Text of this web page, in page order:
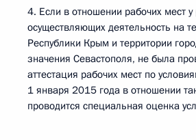
4. Если в отношении рабочих мест у
осуществляющих деятельность на
Республики Крым и территории
значения Севастополя, не была
аттестация рабочих мест по
1 января 2015 года в отношении
проводится специальная оценка